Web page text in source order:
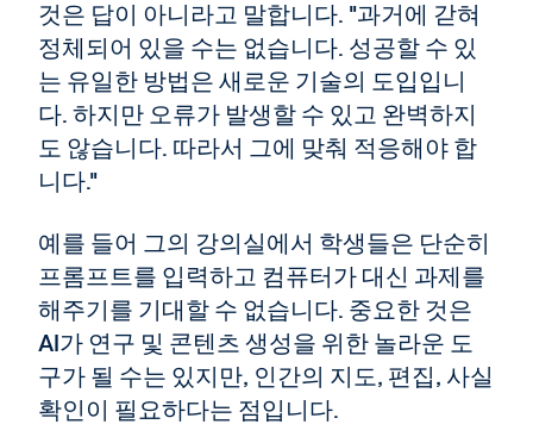
것은 답이 아니라고 말합니다. "과거에 갇혀
정체되어 있을 수는 없습니다. 성공할 수 있
는 유일한 방법은 새로운 기술의 도입입니
다. 하지만 오류가 발생할 수 있고 완벽하지
도 않습니다. 따라서 그에 맞춰 적응해야 합
니다."
예를 들어 그의 강의실에서 학생들은 단순히
프롬프트를 입력하고 컴퓨터가 대신 과제를
해주기를 기대할 수 없습니다. 중요한 것은
AI가 연구 및 콘텐츠 생성을 위한 놀라운 도
구가 될 수는 있지만, 인간의 지도, 편집, 사실
확인이 필요하다는 점입니다.